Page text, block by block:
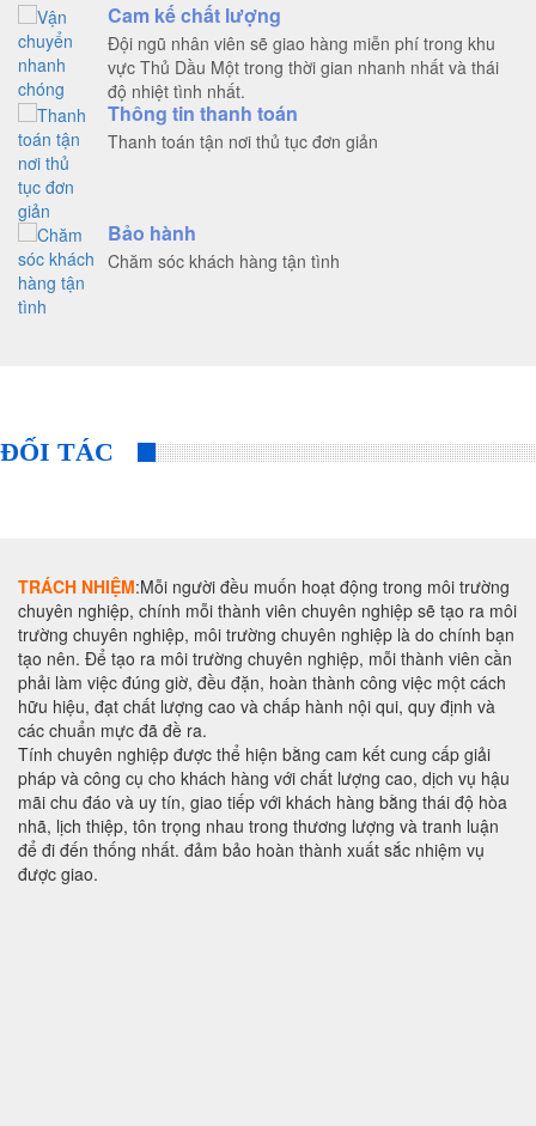
Cam kế chất lượng
Đội ngũ nhân viên sẽ giao hàng miễn phí trong khu
vực Thủ Dầu Một trong thời gian nhanh nhất và thái
độ nhiệt tình nhất.
Thông tin thanh toán
Thanh toán tận nơi thủ tục đơn giản
Bảo hành
Chăm sóc khách hàng tận tình
ĐỐI TÁC
TRÁCH NHIỆM:Mỗi người đều muốn hoạt động trong môi trường
chuyên nghiệp, chính mỗi thành viên chuyên nghiệp sẽ tạo ra môi
trường chuyên nghiệp, môi trường chuyên nghiệp là do chính bạn
tạo nên. Để tạo ra môi trường chuyên nghiệp, mỗi thành viên cần
phải làm việc đúng giờ, đều đặn, hoàn thành công việc một cách
hữu hiệu, đạt chất lượng cao và chấp hành nội qui, quy định và
các chuẩn mực đã đề ra.
Tính chuyên nghiệp được thể hiện bằng cam kết cung cấp giải
pháp và công cụ cho khách hàng với chất lượng cao, dịch vụ hậu
mãi chu đáo và uy tín, giao tiếp với khách hàng bằng thái độ hòa
nhã, lịch thiệp, tôn trọng nhau trong thương lượng và tranh luận
để đi đến thống nhất. đảm bảo hoàn thành xuất sắc nhiệm vụ
được giao.